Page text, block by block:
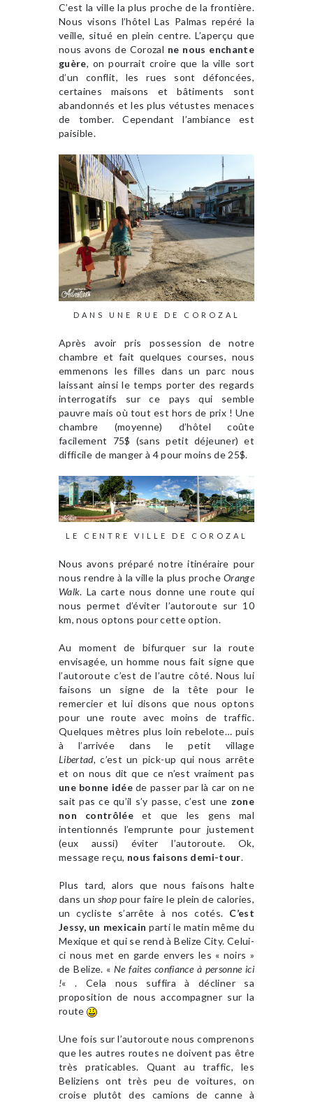
C’est la ville la plus proche de la frontière.
Nous visons l’hôtel Las Palmas repéré la
veille, situé en plein centre. L’aperçu que
nous avons de Corozal ne nous enchante
guère, on pourrait croire que la ville sort
d’un conflit, les rues sont défoncées,
certaines maisons et bâtiments sont
abandonnés et les plus vétustes menaces
de tomber. Cependant l’ambiance est
paisible.
DANS UNE RUE DE COROZAL
Après avoir pris possession de notre
chambre et fait quelques courses, nous
emmenons les filles dans un parc nous
laissant ainsi le temps porter des regards
interrogatifs sur ce pays qui semble
pauvre mais où tout est hors de prix ! Une
chambre (moyenne) d’hôtel coûte
facilement 75$ (sans petit déjeuner) et
difficile de manger à 4 pour moins de 25$.
LE CENTRE VILLE DE COROZAL
Nous avons préparé notre itinéraire pour
nous rendre à la ville la plus proche Orange
Walk. La carte nous donne une route qui
nous permet d’éviter l’autoroute sur 10
km, nous optons pour cette option.
Au moment de bifurquer sur la route
envisagée, un homme nous fait signe que
l’autoroute c’est de l’autre côté. Nous lui
faisons un signe de la tête pour le
remercier et lui disons que nous optons
pour une route avec moins de traffic.
Quelques mètres plus loin rebelote… puis
à l’arrivée dans le petit village
Libertad, c’est un pick-up qui nous arrête
et on nous dit que ce n’est vraiment pas
une bonne idée de passer par là car on ne
sait pas ce qu’il s’y passe, c’est une zone
non contrôlée et que les gens mal
intentionnés l’emprunte pour justement
(eux aussi) éviter l’autoroute. Ok,
message reçu, nous faisons demi-tour.
Plus tard, alors que nous faisons halte
dans un shop pour faire le plein de calories,
un cycliste s’arrête à nos cotés. C’est
Jessy, un mexicain parti le matin même du
Mexique et qui se rend à Belize City. Celui-
ci nous met en garde envers les « noirs »
de Belize. «Ne faites confiance à personne ici
!« . Cela nous suffira à décliner sa
proposition de nous accompagner sur la
route
Une fois sur l’autoroute nous comprenons
que les autres routes ne doivent pas être
très praticables. Quant au traffic, les
Beliziens ont très peu de voitures, on
croise plutôt des camions de canne à